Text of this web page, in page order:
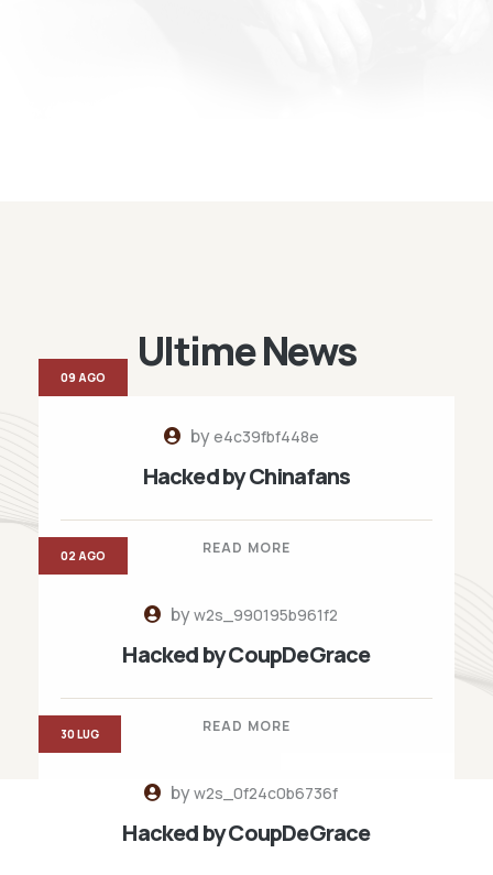
Ultime News
bye4c39fbf448e
Hacked by Chinafans
READ MORE
09 AGO
byw2s_990195b961f2
Hacked by CoupDeGrace
READ MORE
02 AGO
byw2s_0f24c0b6736f
Hacked by CoupDeGrace
30 LUG